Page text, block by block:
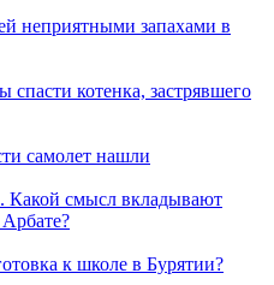
неприятными запахами в
котенка, застрявшего
самолет нашли
Какой смысл вкладывают
к школе в Бурятии?